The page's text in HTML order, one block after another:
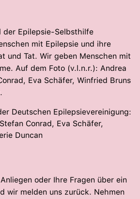
der Epilepsie-Selbsthilfe
mit Epilepsie und ihre
und Tat. Wir geben Menschen mit
Auf dem Foto (v.l.n.r.): Andrea
Eva Schäfer, Winfried Bruns
oder Ihre Fragen über ein
wir melden uns zurück. Nehmen